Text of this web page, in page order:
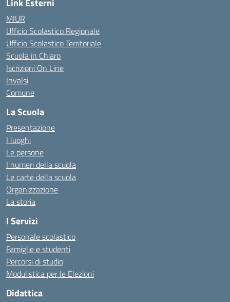
Link Esterni
MIUR
Ufficio Scolastico Regionale
Ufficio Scolastico Territoriale
Scuola in Chiaro
Iscrizioni On Line
Invalsi
Comune
La Scuola
Presentazione
I luoghi
Le persone
I numeri della scuola
Le carte della scuola
Organizzazione
La storia
I Servizi
Personale scolastico
Famiglie e studenti
Percorsi di studio
Modulistica per le Elezioni
Didattica